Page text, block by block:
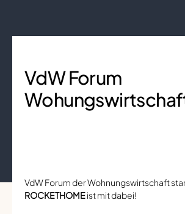
VdW Forum
VdW Forum der Wohnungswirtschaft
ROCKETHOMEist mit dabei!